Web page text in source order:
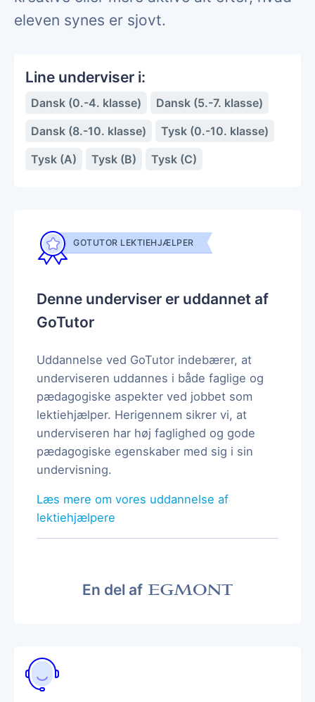
eleven synes er sjovt.
Line underviser i:
Dansk (0.-4. klasse)
Dansk (5.-7. klasse)
Dansk (8.-10. klasse)
Tysk (0.-10. klasse)
Tysk (A)
Tysk (B) Tysk (C)
GOTUTOR LEKTIEHJÆLPER
Denne underviser er uddannet af
GoTutor
Uddannelse ved GoTutor indebærer, at
underviseren uddannes i både faglige og
pædagogiske aspekter ved jobbet som
lektiehjælper. Herigennem sikrer vi, at
underviseren har høj faglighed og gode
pædagogiske egenskaber med sig i sin
undervisning.
Læs mere om vores uddannelse af
lektiehjælpere
En del af